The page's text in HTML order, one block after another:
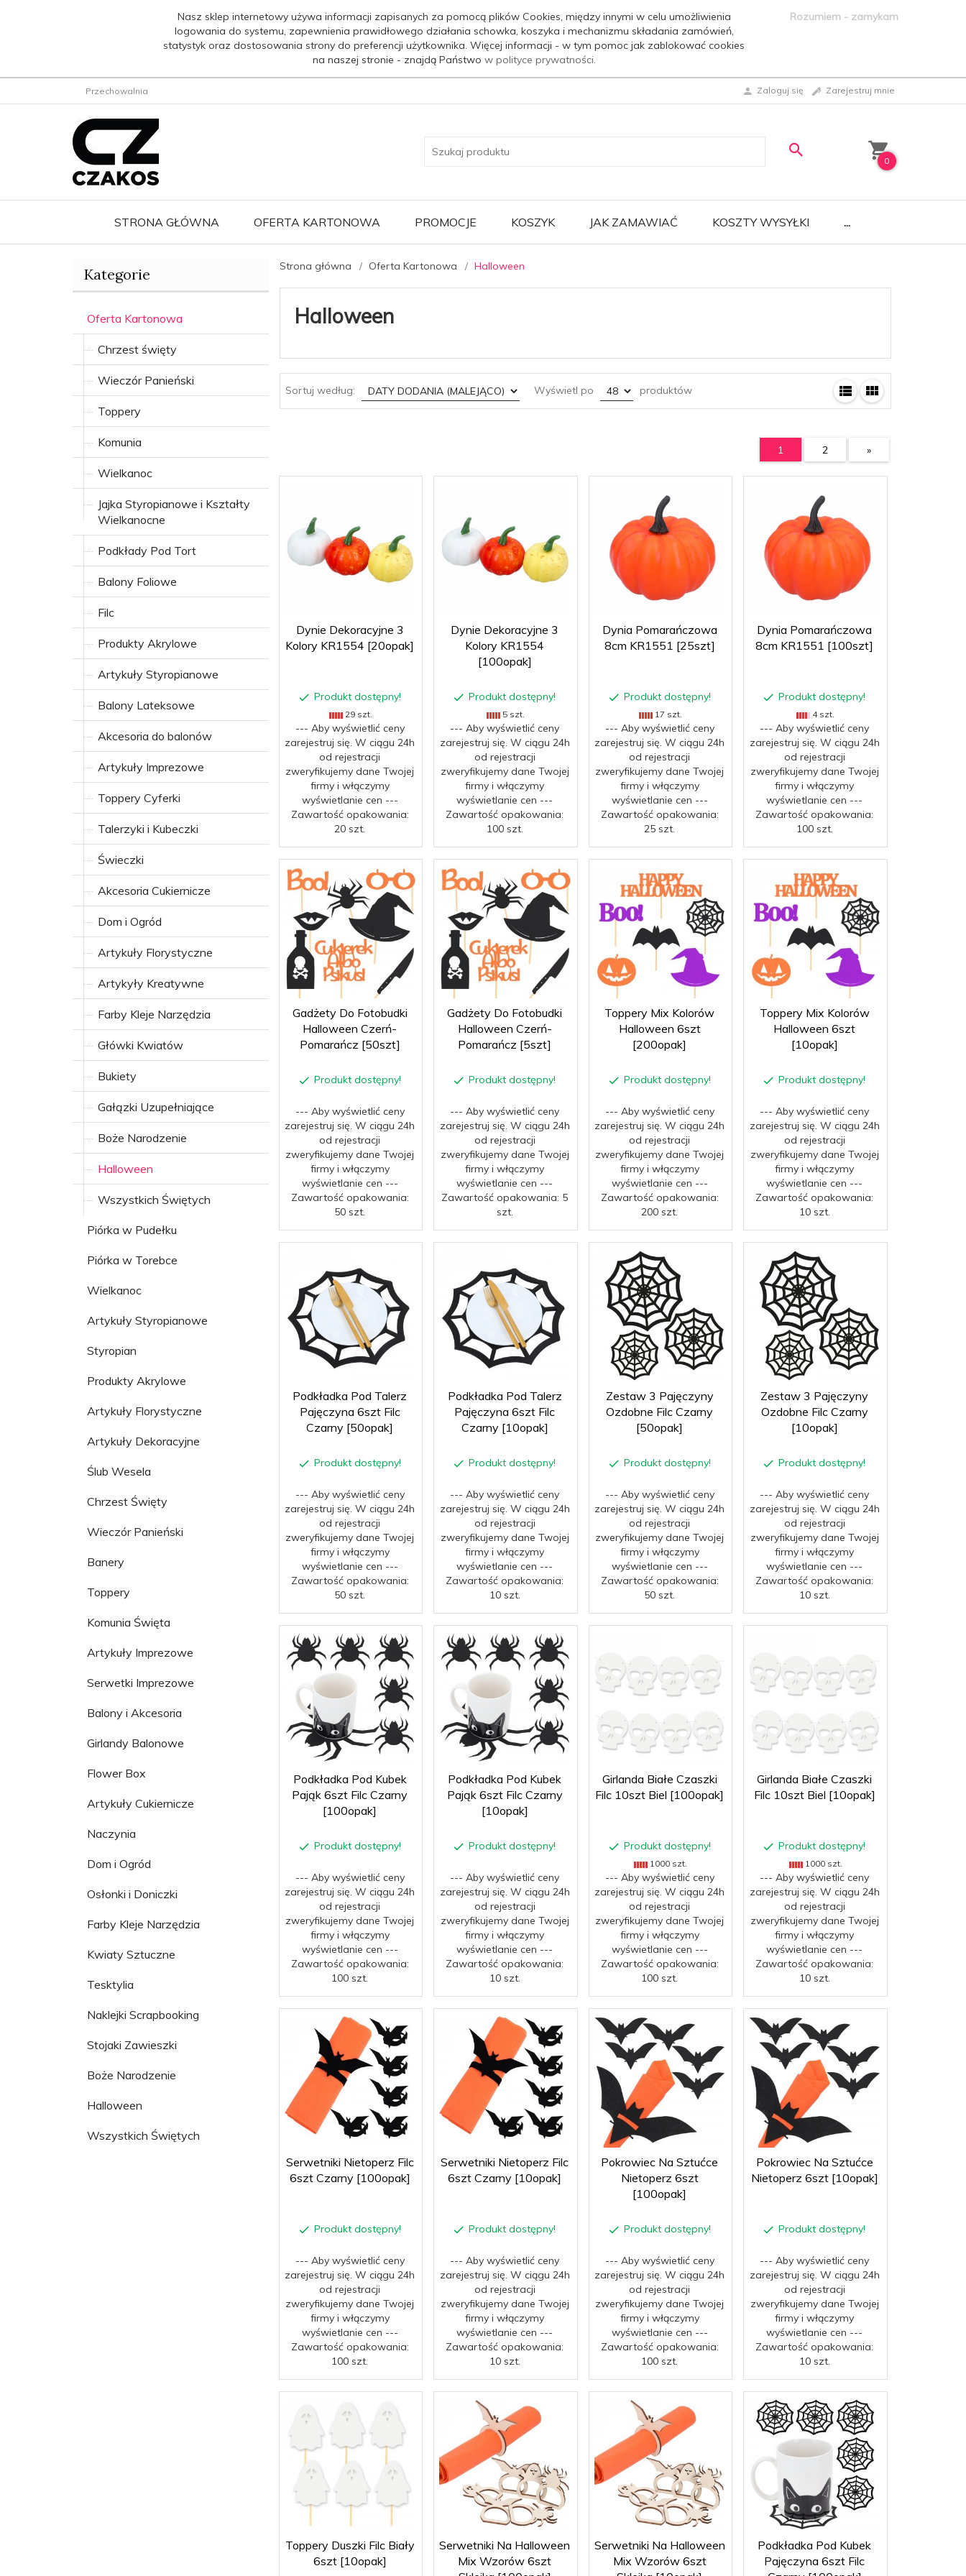
Nasz sklep internetowy używa informacji zapisanych za pomocą plików Cookies, między innymi w celu umożliwienia
logowania do systemu, zapewnienia prawidłowego działania schowka, koszyka i mechanizmu składania zamówień,
statystyk oraz dostosowania strony do preferencji użytkownika. Więcej informacji - w tym pomoc jak zablokować cookies
na naszej stronie - znajdą Państwo w polityce prywatności.
Rozumiem - zamykam
Przechowalnia Zaloguj się Zarejestruj mnie
0
STRONA GŁÓWNA OFERTA KARTONOWA PROMOCJE KOSZYK JAK ZAMAWIAĆ KOSZTY WYSYŁKI ...
Kategorie
Oferta Kartonowa
Chrzest święty
Wieczór Panieński
Toppery
Komunia
Wielkanoc
Jajka Styropianowe i Kształty
Wielkanocne
Podkłady Pod Tort
Balony Foliowe
Filc
Produkty Akrylowe
Artykuły Styropianowe
Balony Lateksowe
Akcesoria do balonów
Artykuły Imprezowe
Toppery Cyferki
Talerzyki i Kubeczki
Świeczki
Akcesoria Cukiernicze
Dom i Ogród
Artykuły Florystyczne
Artykyły Kreatywne
Farby Kleje Narzędzia
Główki Kwiatów
Bukiety
Gałązki Uzupełniające
Boże Narodzenie
Halloween
Wszystkich Świętych
Piórka w Pudełku
Piórka w Torebce
Wielkanoc
Artykuły Styropianowe
Styropian
Produkty Akrylowe
Artykuły Florystyczne
Artykuły Dekoracyjne
Ślub Wesela
Chrzest Święty
Wieczór Panieński
Banery
Toppery
Komunia Święta
Artykuły Imprezowe
Serwetki Imprezowe
Balony i Akcesoria
Girlandy Balonowe
Flower Box
Artykuły Cukiernicze
Naczynia
Dom i Ogród
Osłonki i Doniczki
Farby Kleje Narzędzia
Kwiaty Sztuczne
Tesktylia
Naklejki Scrapbooking
Stojaki Zawieszki
Boże Narodzenie
Halloween
Wszystkich Świętych
Strona główna Oferta Kartonowa Halloween
Halloween
Sortuj według: sort Wyświetl po pop produktów
1 2 »
Dynie Dekoracyjne 3
Kolory KR1554 [20opak]
Produkt dostępny!
29 szt.
--- Aby wyświetlić ceny
zarejestruj się. W ciągu 24h
od rejestracji
zweryfikujemy dane Twojej
firmy i włączymy
wyświetlanie cen ---
Zawartość opakowania:
20 szt.
Dynie Dekoracyjne 3
Kolory KR1554
[100opak]
Produkt dostępny!
5 szt.
--- Aby wyświetlić ceny
zarejestruj się. W ciągu 24h
od rejestracji
zweryfikujemy dane Twojej
firmy i włączymy
wyświetlanie cen ---
Zawartość opakowania:
100 szt.
Dynia Pomarańczowa
8cm KR1551 [25szt]
Produkt dostępny!
17 szt.
--- Aby wyświetlić ceny
zarejestruj się. W ciągu 24h
od rejestracji
zweryfikujemy dane Twojej
firmy i włączymy
wyświetlanie cen ---
Zawartość opakowania:
25 szt.
Dynia Pomarańczowa
8cm KR1551 [100szt]
Produkt dostępny!
4 szt.
--- Aby wyświetlić ceny
zarejestruj się. W ciągu 24h
od rejestracji
zweryfikujemy dane Twojej
firmy i włączymy
wyświetlanie cen ---
Zawartość opakowania:
100 szt.
Gadżety Do Fotobudki
Halloween Czerń-
Pomarańcz [50szt]
Produkt dostępny!
--- Aby wyświetlić ceny
zarejestruj się. W ciągu 24h
od rejestracji
zweryfikujemy dane Twojej
firmy i włączymy
wyświetlanie cen ---
Zawartość opakowania:
50 szt.
Gadżety Do Fotobudki
Halloween Czerń-
Pomarańcz [5szt]
Produkt dostępny!
--- Aby wyświetlić ceny
zarejestruj się. W ciągu 24h
od rejestracji
zweryfikujemy dane Twojej
firmy i włączymy
wyświetlanie cen ---
Zawartość opakowania: 5
szt.
Toppery Mix Kolorów
Halloween 6szt
[200opak]
Produkt dostępny!
--- Aby wyświetlić ceny
zarejestruj się. W ciągu 24h
od rejestracji
zweryfikujemy dane Twojej
firmy i włączymy
wyświetlanie cen ---
Zawartość opakowania:
200 szt.
Toppery Mix Kolorów
Halloween 6szt
[10opak]
Produkt dostępny!
--- Aby wyświetlić ceny
zarejestruj się. W ciągu 24h
od rejestracji
zweryfikujemy dane Twojej
firmy i włączymy
wyświetlanie cen ---
Zawartość opakowania:
10 szt.
Podkładka Pod Talerz
Pajęczyna 6szt Filc
Czarny [50opak]
Produkt dostępny!
--- Aby wyświetlić ceny
zarejestruj się. W ciągu 24h
od rejestracji
zweryfikujemy dane Twojej
firmy i włączymy
wyświetlanie cen ---
Zawartość opakowania:
50 szt.
Podkładka Pod Talerz
Pajęczyna 6szt Filc
Czarny [10opak]
Produkt dostępny!
--- Aby wyświetlić ceny
zarejestruj się. W ciągu 24h
od rejestracji
zweryfikujemy dane Twojej
firmy i włączymy
wyświetlanie cen ---
Zawartość opakowania:
10 szt.
Zestaw 3 Pajęczyny
Ozdobne Filc Czarny
[50opak]
Produkt dostępny!
--- Aby wyświetlić ceny
zarejestruj się. W ciągu 24h
od rejestracji
zweryfikujemy dane Twojej
firmy i włączymy
wyświetlanie cen ---
Zawartość opakowania:
50 szt.
Zestaw 3 Pajęczyny
Ozdobne Filc Czarny
[10opak]
Produkt dostępny!
--- Aby wyświetlić ceny
zarejestruj się. W ciągu 24h
od rejestracji
zweryfikujemy dane Twojej
firmy i włączymy
wyświetlanie cen ---
Zawartość opakowania:
10 szt.
Podkładka Pod Kubek
Pająk 6szt Filc Czarny
[100opak]
Produkt dostępny!
--- Aby wyświetlić ceny
zarejestruj się. W ciągu 24h
od rejestracji
zweryfikujemy dane Twojej
firmy i włączymy
wyświetlanie cen ---
Zawartość opakowania:
100 szt.
Podkładka Pod Kubek
Pająk 6szt Filc Czarny
[10opak]
Produkt dostępny!
--- Aby wyświetlić ceny
zarejestruj się. W ciągu 24h
od rejestracji
zweryfikujemy dane Twojej
firmy i włączymy
wyświetlanie cen ---
Zawartość opakowania:
10 szt.
Girlanda Białe Czaszki
Filc 10szt Biel [100opak]
Produkt dostępny!
1000 szt.
--- Aby wyświetlić ceny
zarejestruj się. W ciągu 24h
od rejestracji
zweryfikujemy dane Twojej
firmy i włączymy
wyświetlanie cen ---
Zawartość opakowania:
100 szt.
Girlanda Białe Czaszki
Filc 10szt Biel [10opak]
Produkt dostępny!
1000 szt.
--- Aby wyświetlić ceny
zarejestruj się. W ciągu 24h
od rejestracji
zweryfikujemy dane Twojej
firmy i włączymy
wyświetlanie cen ---
Zawartość opakowania:
10 szt.
Serwetniki Nietoperz Filc
6szt Czarny [100opak]
Produkt dostępny!
--- Aby wyświetlić ceny
zarejestruj się. W ciągu 24h
od rejestracji
zweryfikujemy dane Twojej
firmy i włączymy
wyświetlanie cen ---
Zawartość opakowania:
100 szt.
Serwetniki Nietoperz Filc
6szt Czarny [10opak]
Produkt dostępny!
--- Aby wyświetlić ceny
zarejestruj się. W ciągu 24h
od rejestracji
zweryfikujemy dane Twojej
firmy i włączymy
wyświetlanie cen ---
Zawartość opakowania:
10 szt.
Pokrowiec Na Sztućce
Nietoperz 6szt
[100opak]
Produkt dostępny!
--- Aby wyświetlić ceny
zarejestruj się. W ciągu 24h
od rejestracji
zweryfikujemy dane Twojej
firmy i włączymy
wyświetlanie cen ---
Zawartość opakowania:
100 szt.
Pokrowiec Na Sztućce
Nietoperz 6szt [10opak]
Produkt dostępny!
--- Aby wyświetlić ceny
zarejestruj się. W ciągu 24h
od rejestracji
zweryfikujemy dane Twojej
firmy i włączymy
wyświetlanie cen ---
Zawartość opakowania:
10 szt.
Toppery Duszki Filc Biały
6szt [10opak]
Serwetniki Na Halloween
Mix Wzorów 6szt
Serwetniki Na Halloween
Mix Wzorów 6szt
Podkładka Pod Kubek
Pajęczyna 6szt Filc